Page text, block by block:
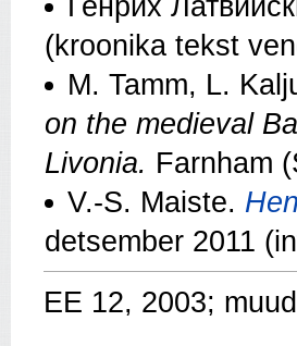
(kroonika tekst
M. Tamm, L.
on the medieval
Livonia. Farnham
V.-S. Maiste.
detsember 2011
EE 12, 2003;